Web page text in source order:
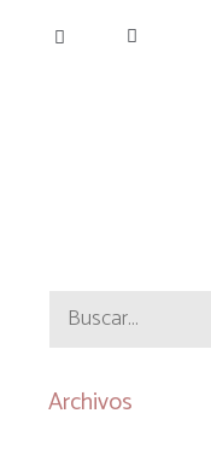
Buscar:
Archivos